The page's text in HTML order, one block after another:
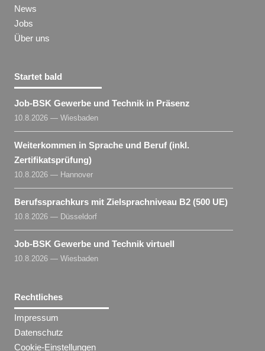
News
Jobs
Über uns
Startet bald
Job-BSK Gewerbe und Technik in Präsenz
10.8.2026 — Wiesbaden
Weiterkommen in Sprache und Beruf (inkl.
Zertifikatsprüfung)
10.8.2026 — Hannover
Berufssprachkurs mit Zielsprachniveau B2 (500 UE)
10.8.2026 — Düsseldorf
Job-BSK Gewerbe und Technik virtuell
10.8.2026 — Wiesbaden
Rechtliches
Impressum
Datenschutz
Cookie-Einstellungen